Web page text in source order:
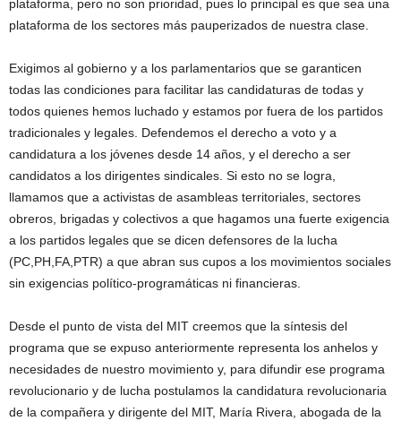
plataforma, pero no son prioridad, pues lo principal es que sea una
plataforma de los sectores más pauperizados de nuestra clase.
Exigimos al gobierno y a los parlamentarios que se garanticen
todas las condiciones para facilitar las candidaturas de todas y
todos quienes hemos luchado y estamos por fuera de los partidos
tradicionales y legales. Defendemos el derecho a voto y a
candidatura a los jóvenes desde 14 años, y el derecho a ser
candidatos a los dirigentes sindicales. Si esto no se logra,
llamamos que a activistas de asambleas territoriales, sectores
obreros, brigadas y colectivos a que hagamos una fuerte exigencia
a los partidos legales que se dicen defensores de la lucha
(PC,PH,FA,PTR) a que abran sus cupos a los movimientos sociales
sin exigencias político-programáticas ni financieras.
Desde el punto de vista del MIT creemos que la síntesis del
programa que se expuso anteriormente representa los anhelos y
necesidades de nuestro movimiento y, para difundir ese programa
revolucionario y de lucha postulamos la candidatura revolucionaria
de la compañera y dirigente del MIT, María Rivera, abogada de la